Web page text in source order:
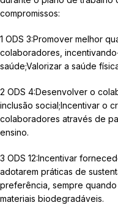
compromissos:
1 ODS 3:Promover melhor
colaboradores,
saúde;Valorizar a saúde
2 ODS 4:Desenvolver o
inclusão social;Incentivar o
colaboradores através de
ensino.
3 ODS 12:Incentivar
adotarem práticas de
preferência, sempre
materiais biodegradáveis.